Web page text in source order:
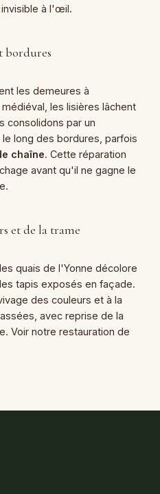
à l'œil.
bordures
les demeures à
les lisières lâchent
consolidons par un
long des bordures, parfois
chaîne. Cette réparation
avant qu'il ne gagne le
et de la trame
quais de l'Yonne décolore
tapis exposés en façade.
des couleurs et à la
avec reprise de la
Voir notre restauration de